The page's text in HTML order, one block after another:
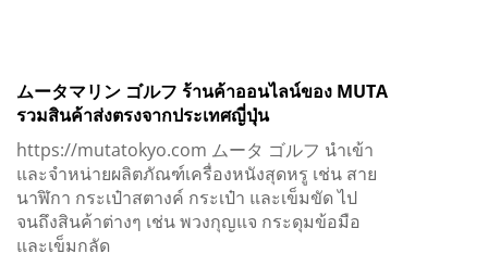
ムータマリン ゴルフ ร้านค้าออนไลน์ของ MUTA
รวมสินค้าส่งตรงจากประเทศญี่ปุ่น
https://mutatokyo.com ムータ ゴルフ นำเข้า
และจำหน่ายผลิตภัณฑ์เครื่องหนังสุดหรู เช่น สาย
นาฬิกา กระเป๋าสตางค์ กระเป๋า และเข็มขัด ไป
จนถึงสินค้าต่างๆ เช่น พวงกุญแจ กระดุมข้อมือ
และเข็มกลัด